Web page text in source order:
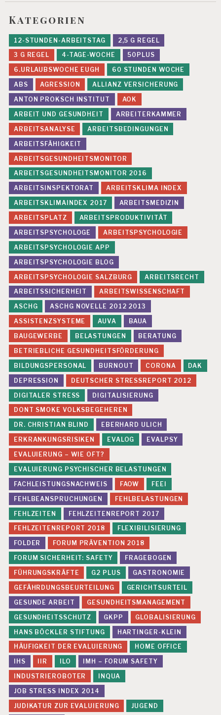
Kategorien
12-STUNDEN-ARBEITSTAG
2,5 G REGEL
3 G REGEL
4-TAGE-WOCHE
50PLUS
6.URLAUBSWOCHE EUGH
60 STUNDEN WOCHE
ABS
AGRESSION
ALLIANZ VERSICHERUNG
ANTON PROKSCH INSTITUT
AOK
ARBEIT UND GESUNDHEIT
ARBEITERKAMMER
ARBEITSANALYSE
ARBEITSBEDINGUNGEN
ARBEITSFÄHIGKEIT
ARBEITSGESUNDHEITSMONITOR
ARBEITSGESUNDHEITSMONITOR 2016
ARBEITSINSPEKTORAT
ARBEITSKLIMA INDEX
ARBEITSKLIMAINDEX 2017
ARBEITSMEDIZIN
ARBEITSPLATZ
ARBEITSPRODUKTIVITÄT
ARBEITSPSYCHOLOGE
ARBEITSPSYCHOLOGIE
ARBEITSPSYCHOLOGIE APP
ARBEITSPSYCHOLOGIE BLOG
ARBEITSPSYCHOLOGIE SALZBURG
ARBEITSRECHT
ARBEITSSICHERHEIT
ARBEITSWISSENSCHAFT
ASCHG
ASCHG NOVELLE 2012 2013
ASSISTENZSYSTEME
AUVA
BAUA
BAUGEWERBE
BELASTUNGEN
BERATUNG
BETRIEBLICHE GESUNDHEITSFÖRDERUNG
BILDUNGSPERSONAL
BURNOUT CORONA
DAK
DEPRESSION
DEUTSCHER STRESSREPORT 2012
DIGITALER STRESS
DIGITALISIERUNG
DONT SMOKE VOLKSBEGEHEREN
DR. CHRISTIAN BLIND
EBERHARD ULICH
ERKRANKUNGSRISIKEN
EVALOG
EVALPSY
EVALUIERUNG – WIE OFT?
EVALUIERUNG PSYCHISCHER BELASTUNGEN
FACHLEISTUNGSNACHWEIS
FAOW
FEEI
FEHLBEANSPRUCHUNGEN
FEHLBELASTUNGEN
FEHLZEITEN
FEHLZEITENREPORT 2017
FEHLZEITENREPORT 2018
FLEXIBILISIERUNG
FOLDER
FORUM PRÄVENTION 2018
FORUM SICHERHEIT: SAFETY
FRAGEBOGEN
FÜHRUNGSKRÄFTE
G2 PLUS
GASTRONOMIE
GEFÄHRDUNGSBEURTEILUNG
GERICHTSURTEIL
GESUNDE ARBEIT
GESUNDHEITSMANAGEMENT
GESUNDHEITSSCHUTZ
GKPP
GLOBALISIERUNG
HANS BÖCKLER STIFTUNG
HARTINGER-KLEIN
HÄUFIGKEIT DER EVALUIERUNG
HOME OFFICE
IHS
IIR ILO
IMH – FORUM SAFETY
INDUSTRIEROBOTER
INQUA
JOB STRESS INDEX 2014
JUDIKATUR ZUR EVALUIERUNG
JUGEND